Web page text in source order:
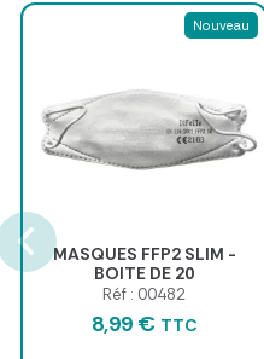
Nouveau
MASQUES FFP2 SLIM -
BOITE DE 20
Réf : 00482
8,99 € TTC